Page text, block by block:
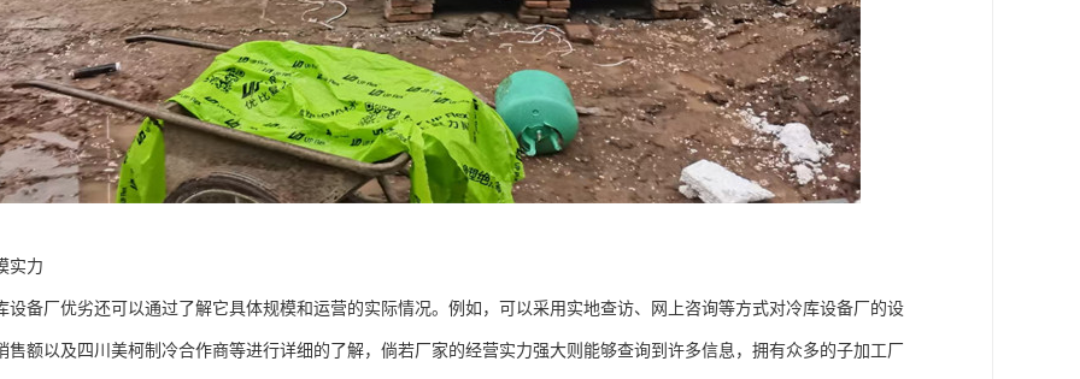
实力
厂优劣还可以通过了解它具体规模和运营的实际情况。例如，可以采用实地查访、网上咨询等方式对冷库设备厂的设
售额以及四川美柯制冷合作商等进行详细的了解，倘若厂家的经营实力强大则能够查询到许多信息，拥有众多的子加工厂